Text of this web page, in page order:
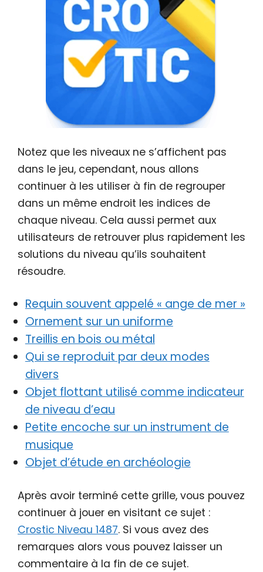
Notez que les niveaux ne s’affichent pas
dans le jeu, cependant, nous allons
continuer à les utiliser à fin de regrouper
dans un même endroit les indices de
chaque niveau. Cela aussi permet aux
utilisateurs de retrouver plus rapidement les
solutions du niveau qu’ils souhaitent
résoudre.
Requin souvent appelé « ange de mer »
Ornement sur un uniforme
Treillis en bois ou métal
Qui se reproduit par deux modes
divers
Objet flottant utilisé comme indicateur
de niveau d’eau
Petite encoche sur un instrument de
musique
Objet d’étude en archéologie
Après avoir terminé cette grille, vous pouvez
continuer à jouer en visitant ce sujet :
Crostic Niveau 1487. Si vous avez des
remarques alors vous pouvez laisser un
commentaire à la fin de ce sujet.